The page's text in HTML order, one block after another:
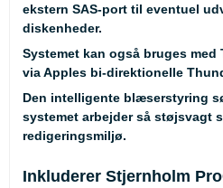
ekstern SAS-port til eventuel
diskenheder.
Systemet kan også bruges
via Apples bi-direktionelle
Den intelligente blæserstyring
systemet arbejder så støjsvagt
redigeringsmiljø.
Inkluderer Stjernholm